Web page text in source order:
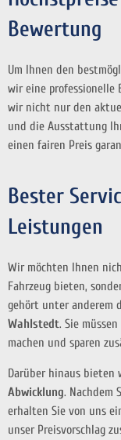
Bewertung
Um Ihnen den
wir eine professionelle
wir nicht nur den
und die Ausstattung
einen fairen Preis
Bester
Leistungen
Wir möchten Ihnen
Fahrzeug bieten,
gehört unter anderem
Wahlstedt. Sie
machen und sparen
Darüber hinaus bieten
Abwicklung. Nachdem
erhalten Sie von uns
unser Preisvorschlag